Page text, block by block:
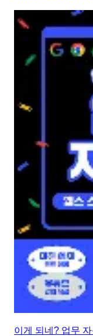
이게 되네? 업무